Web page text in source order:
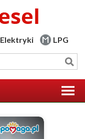
Elektryki LPG